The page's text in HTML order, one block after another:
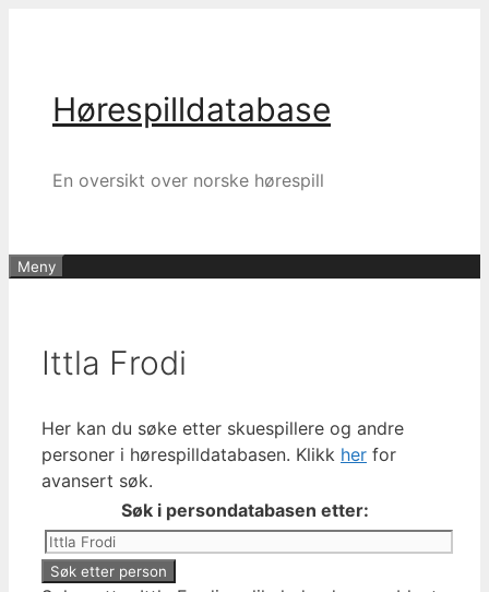
Hørespilldatabase
En oversikt over norske hørespill
Meny
Ittla Frodi
Her kan du søke etter skuespillere og andre
personer i hørespilldatabasen. Klikk her for
avansert søk.
Søk i persondatabasen etter: